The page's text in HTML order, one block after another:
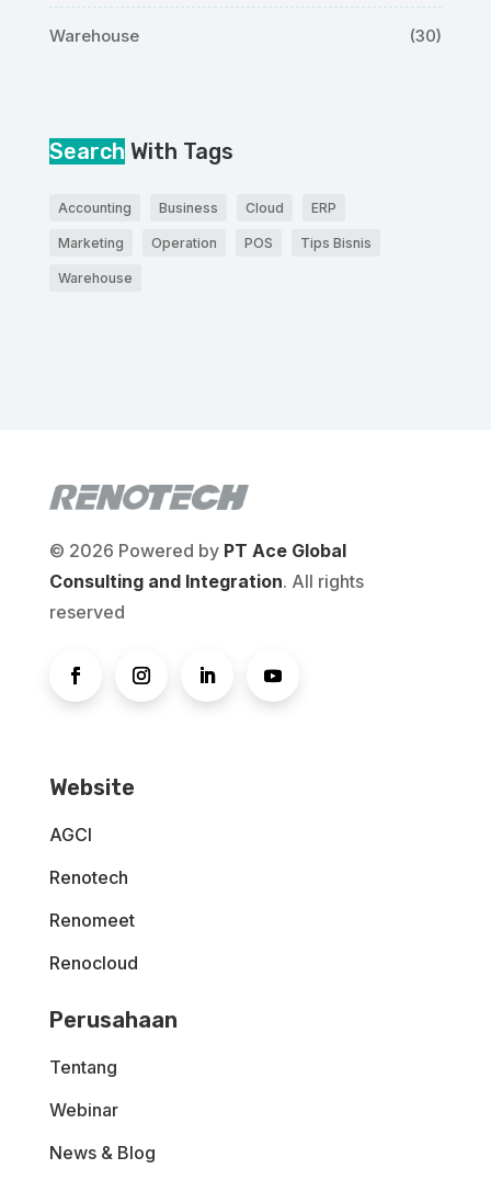
Warehouse (30)
Search With Tags
Accounting Business Cloud ERP
Marketing Operation POS Tips Bisnis
Warehouse
© 2026 Powered by PT Ace Global
Consulting and Integration. All rights
reserved
Website
AGCI
Renotech
Renomeet
Renocloud
Perusahaan
Tentang
Webinar
News & Blog